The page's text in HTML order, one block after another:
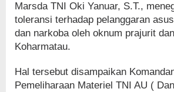
Marsda TNI Oki Yanuar, S.T.,
toleransi terhadap pelanggaran
dan narkoba oleh oknum prajurit
Koharmatau.
Hal tersebut disampaikan
Pemeliharaan Materiel TNI AU (